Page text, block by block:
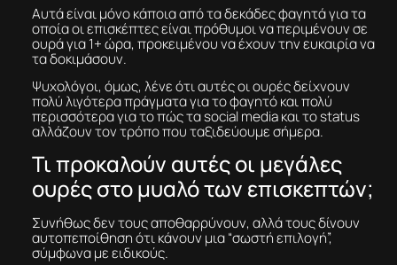
Αυτά είναι μόνο κάποια από τα δεκάδες φαγητά για τα
οποία οι επισκέπτες είναι πρόθυμοι να περιμένουν σε
ουρά για 1+ ώρα, προκειμένου να έχουν την ευκαιρία να
τα δοκιμάσουν.
Ψυχολόγοι, όμως, λένε ότι αυτές οι ουρές δείχνουν
πολύ λιγότερα πράγματα για το φαγητό και πολύ
περισσότερα για το πώς τα social media και το status
αλλάζουν τον τρόπο που ταξιδεύουμε σήμερα.
Τι προκαλούν αυτές οι μεγάλες
ουρές στο μυαλό των επισκεπτών;
Συνήθως δεν τους αποθαρρύνουν, αλλά τους δίνουν
αυτοπεποίθηση ότι κάνουν μια “σωστή επιλογή”,
σύμφωνα με ειδικούς.